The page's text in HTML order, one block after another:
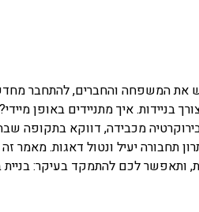
את המשפחה והחברים, להתחבר
בניידות. איך מתניידים באופן
מכבידה, דווקא בתקופה
תחבורה יעיל ונטול דאגות. מאמר
ותאפשר לכם להתמקד בעיקר: